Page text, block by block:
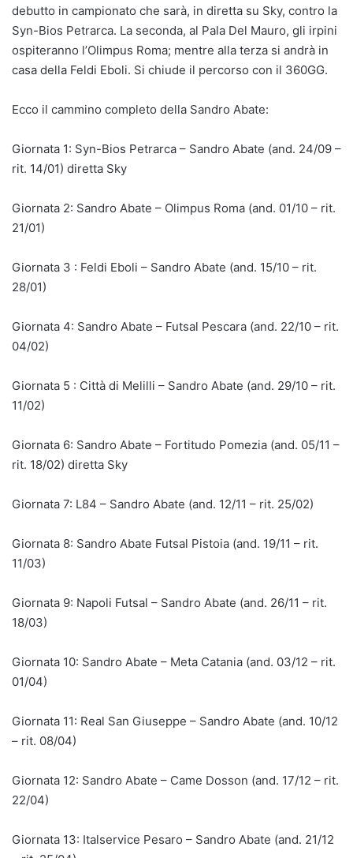
debutto in campionato che sarà, in diretta su Sky, contro la
Syn-Bios Petrarca. La seconda, al Pala Del Mauro, gli irpini
ospiteranno l’Olimpus Roma; mentre alla terza si andrà in
casa della Feldi Eboli. Si chiude il percorso con il 360GG.
Ecco il cammino completo della Sandro Abate:
Giornata 1: Syn-Bios Petrarca – Sandro Abate (and. 24/09 –
rit. 14/01) diretta Sky
Giornata 2: Sandro Abate – Olimpus Roma (and. 01/10 – rit.
21/01)
Giornata 3 : Feldi Eboli – Sandro Abate (and. 15/10 – rit.
28/01)
Giornata 4: Sandro Abate – Futsal Pescara (and. 22/10 – rit.
04/02)
Giornata 5 : Città di Melilli – Sandro Abate (and. 29/10 – rit.
11/02)
Giornata 6: Sandro Abate – Fortitudo Pomezia (and. 05/11 –
rit. 18/02) diretta Sky
Giornata 7: L84 – Sandro Abate (and. 12/11 – rit. 25/02)
Giornata 8: Sandro Abate Futsal Pistoia (and. 19/11 – rit.
11/03)
Giornata 9: Napoli Futsal – Sandro Abate (and. 26/11 – rit.
18/03)
Giornata 10: Sandro Abate – Meta Catania (and. 03/12 – rit.
01/04)
Giornata 11: Real San Giuseppe – Sandro Abate (and. 10/12
– rit. 08/04)
Giornata 12: Sandro Abate – Came Dosson (and. 17/12 – rit.
22/04)
Giornata 13: Italservice Pesaro – Sandro Abate (and. 21/12